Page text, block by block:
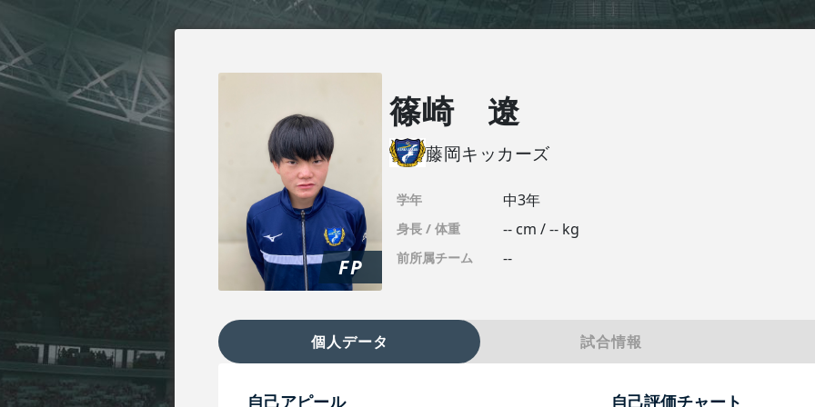
FP
篠崎 遼
藤岡キッカーズ
学年 中3年
身長 / 体重 -- cm / -- kg
前所属チーム --
個人データ 試合情報
自己アピール 自己評価チャート